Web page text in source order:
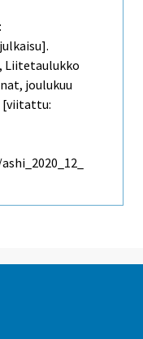
Liitetaulukko
joulukuu
[viitattu: